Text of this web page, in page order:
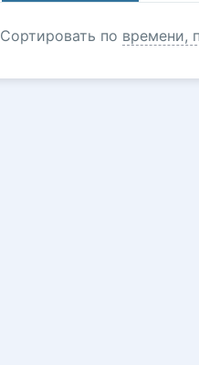
Сортировать по времени,